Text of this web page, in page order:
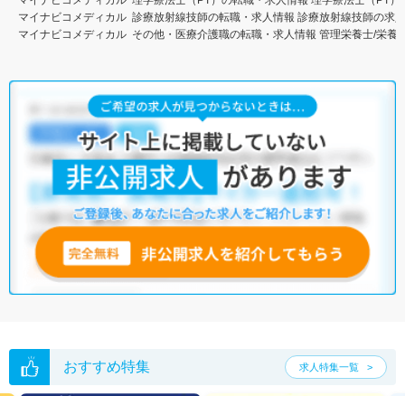
マイナビコメディカル 診療放射線技師の転職・求人情報 診療放射線技師の求
マイナビコメディカル その他・医療介護職の転職・求人情報 管理栄養士/栄養
おすすめ特集 求人特集一覧